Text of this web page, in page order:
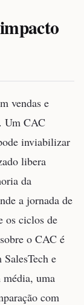
vendas e
Um CAC
inviabilizar
libera
da
a jornada de
os ciclos de
o CAC é
e
média, uma
com